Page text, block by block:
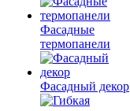
Фасадные
термопанели
Фасадный декор